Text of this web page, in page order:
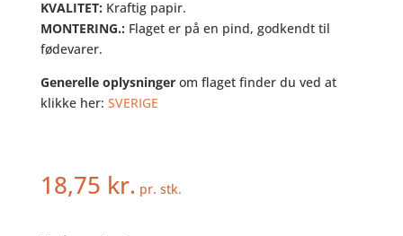
KVALITET: Kraftig papir.
MONTERING.: Flaget er på en pind, godkendt til
fødevarer.
Generelle oplysningerom flaget finder du ved at
klikke her: SVERIGE
18,75 kr. pr. stk.